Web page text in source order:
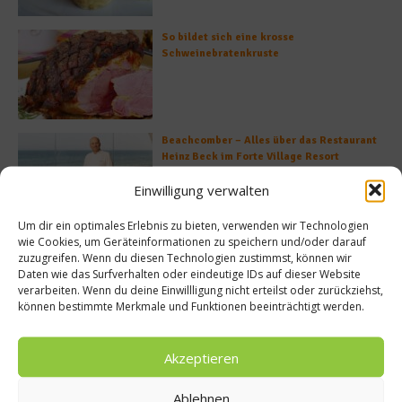
Einwilligung verwalten
Um dir ein optimales Erlebnis zu bieten, verwenden wir Technologien
wie Cookies, um Geräteinformationen zu speichern und/oder darauf
zuzugreifen. Wenn du diesen Technologien zustimmst, können wir
Daten wie das Surfverhalten oder eindeutige IDs auf dieser Website
verarbeiten. Wenn du deine Einwillligung nicht erteilst oder zurückziehst,
können bestimmte Merkmale und Funktionen beeinträchtigt werden.
Akzeptieren
Ablehnen
So bildet sich eine krosse
Schweinebratenkruste
Beachcomber – Alles über das Restaurant
Heinz Beck im Forte Village Resort
Was ist der Unterschied zwischen Limonen
und Limetten?